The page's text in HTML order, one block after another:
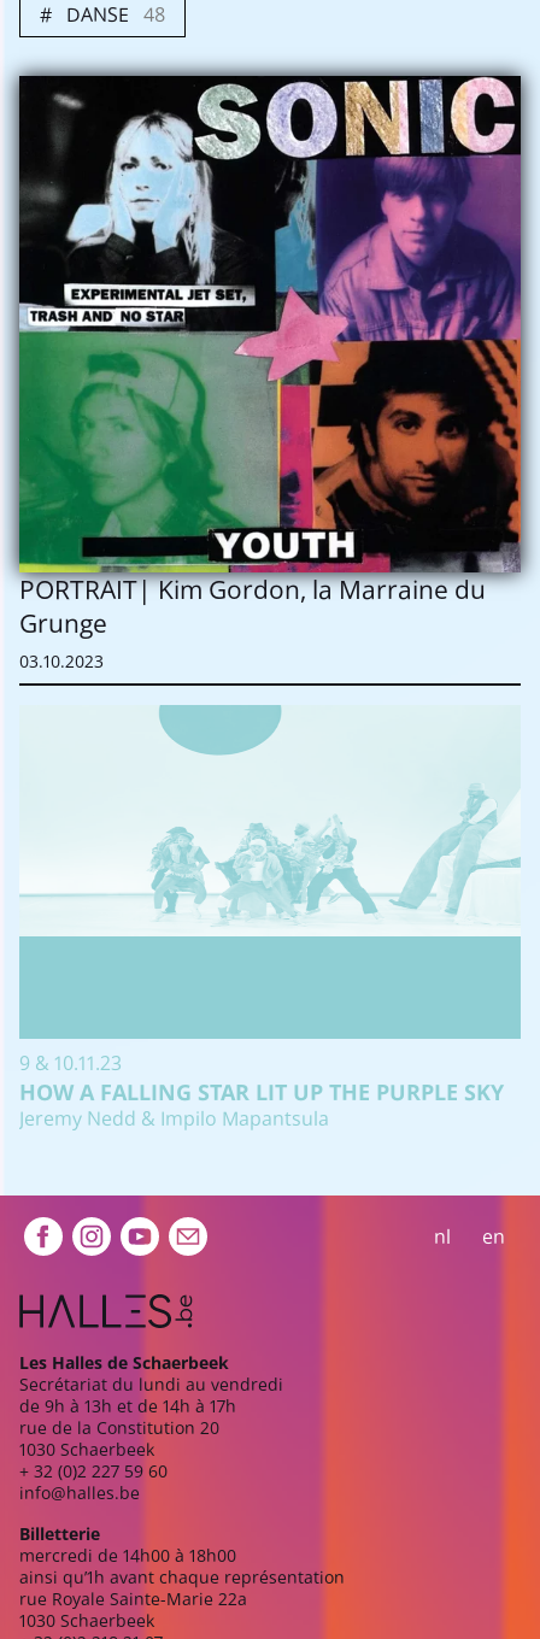
DANSE 48
PORTRAIT| Kim Gordon, la Marraine du
Grunge
03.10.2023
9 & 10.11.23
HOW A FALLING STAR LIT UP THE PURPLE SKY
Jeremy Nedd & Impilo Mapantsula
Extra navigation nl en
Les Halles de Schaerbeek
Secrétariat du lundi au vendredi
de 9h à 13h et de 14h à 17h
rue de la Constitution 20
1030 Schaerbeek
+ 32 (0)2 227 59 60
info@halles.be
Billetterie
mercredi de 14h00 à 18h00
ainsi qu’1h avant chaque représentation
rue Royale Sainte-Marie 22a
1030 Schaerbeek